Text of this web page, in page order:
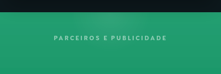
PARCEIROS E PUBLICIDADE